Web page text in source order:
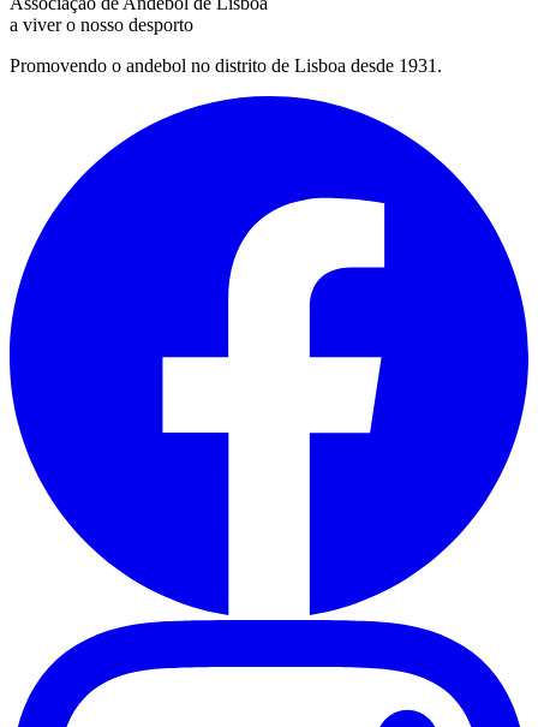
a viver o nosso desporto
Promovendo o andebol no distrito de Lisboa desde 1931.